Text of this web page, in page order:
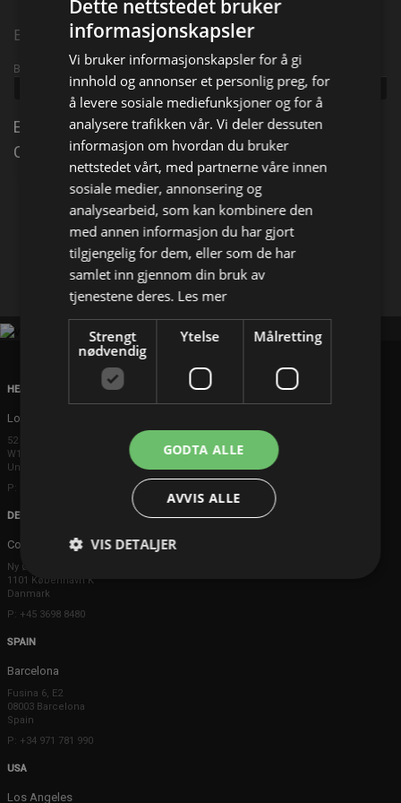
Episode 14
Broadcast info
2021
Etter at en god venn av Jesse forsvinner, finner
Charlie og Rex ut at han levde to separate liv.
Facebook X
HEAD OFFICE
London
52 Brook Street
W1K 5DS London
United Kingdom
P: +44 203 608 8181
DENMARK
Copenhagen
Ny Østergade 20
1101 København K
Danmark
P: +45 3698 8480
SPAIN
Barcelona
Fusina 6, E2
08003 Barcelona
Spain
P: +34 971 781 990
USA
Los Angeles
Dette nettstedet bruker
informasjonskapsler
Vi bruker informasjonskapsler for å gi
innhold og annonser et personlig preg, for
å levere sosiale mediefunksjoner og for å
analysere trafikken vår. Vi deler dessuten
informasjon om hvordan du bruker
nettstedet vårt, med partnerne våre innen
sosiale medier, annonsering og
analysearbeid, som kan kombinere den
med annen informasjon du har gjort
tilgjengelig for dem, eller som de har
samlet inn gjennom din bruk av
tjenestene deres. Les mer
Strengt
nødvendig
Ytelse Målretting
GODTA ALLE
AVVIS ALLE
VIS DETALJER